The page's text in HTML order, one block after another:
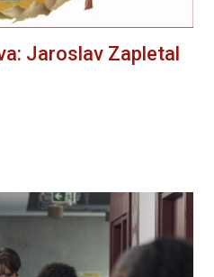
Jaroslav Zapletal